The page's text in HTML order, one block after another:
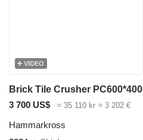
VIDEO
Brick Tile Crusher PC600*400
3 700 US$
≈ 35 110 kr ≈ 3 202 €
Hammarkross